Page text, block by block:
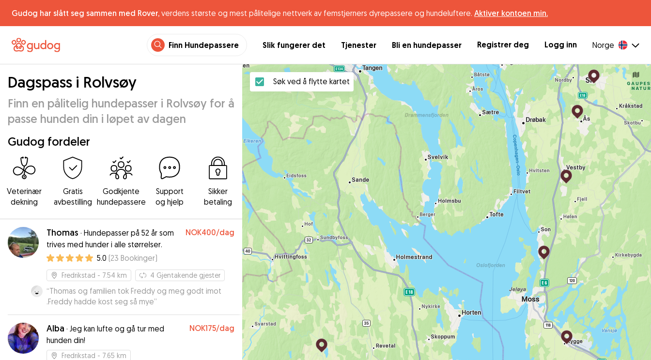
Gudog har slått seg sammen med Rover, verdens største og mest pålitelige nettverk av femstjerners dyrepassere og hundeluftere. Aktiver kontoen min.
Finn Hundepassere Slik fungerer det Tjenester Bli en hundepasser Registrer deg Logg inn Norge
Dagspass i Rolvsøy
Finn en pålitelig hundepasser i Rolvsøy for å
passe hunden din i løpet av dagen
Gudog fordeler
Veterinær
dekning
Gratis
avbestilling
Godkjente
hundepassere
Support
og hjelp
Sikker
betaling
Thomas · Hundepasser på 52 år som
trives med hunder i alle størrelser.
NOK400/dag
5.0 (23 Bookinger)
Fredrikstad - 7.54 km 4 Gjentakende gjester
“Thomas og familien tok Freddy og meg godt imot
.Freddy hadde kost seg så mye”
Alba · Jeg kan lufte og gå tur med
hunden din!
NOK175/dag
Fredrikstad - 7.65 km
Søk ved å flytte kartet